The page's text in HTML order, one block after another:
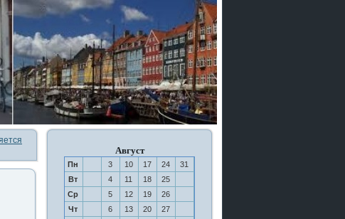
Август
Пн 3 10 17 24
31
Вт
4 11 18
25
Ср
5 12 19
26
Чт
6 13 20
27